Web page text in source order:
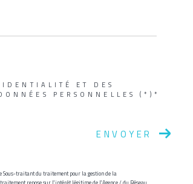
ET DES
PERSONNELLES (*)*
ENVOYER
Sous-traitant du traitement pour la gestion de la